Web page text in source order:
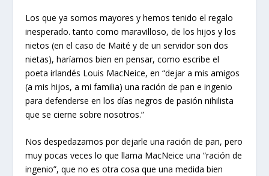
Los que ya somos mayores y hemos tenido el regalo
inesperado. tanto como maravilloso, de los hijos y los
nietos (en el caso de Maité y de un servidor son dos
nietas), haríamos bien en pensar, como escribe el
poeta irlandés Louis MacNeice, en “dejar a mis amigos
(a mis hijos, a mi familia) una ración de pan e ingenio
para defenderse en los días negros de pasión nihilista
que se cierne sobre nosotros.”
Nos despedazamos por dejarle una ración de pan, pero
muy pocas veces lo que llama MacNeice una “ración de
ingenio”, que no es otra cosa que una medida bien